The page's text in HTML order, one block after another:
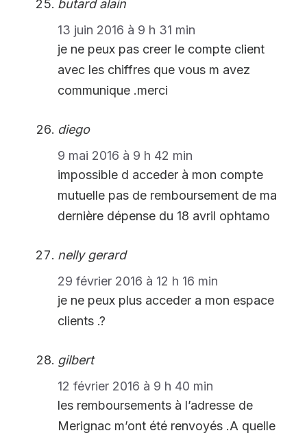
butard alain
13 juin 2016 à 9 h 31 min
je ne peux pas creer le compte client
avec les chiffres que vous m avez
communique .merci
diego
9 mai 2016 à 9 h 42 min
impossible d acceder à mon compte
mutuelle pas de remboursement de ma
dernière dépense du 18 avril ophtamo
nelly gerard
29 février 2016 à 12 h 16 min
je ne peux plus acceder a mon espace
clients .?
gilbert
12 février 2016 à 9 h 40 min
les remboursements à l’adresse de
Merignac m’ont été renvoyés .A quelle